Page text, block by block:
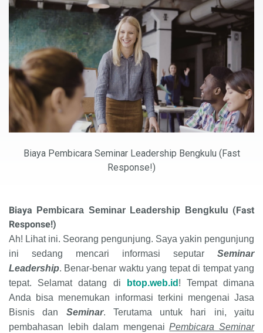
Biaya Pembicara Seminar Leadership Bengkulu (Fast
Response!)
Biaya Pembicara Seminar Leadership Bengkulu (Fast
Response!)
Ah! Lihat ini. Seorang pengunjung. Saya yakin pengunjung
ini sedang mencari informasi seputar Seminar
Leadership. Benar-benar waktu yang tepat di tempat yang
tepat. Selamat datang di
btop.web.id ! Tempat dimana
Anda bisa menemukan informasi terkini mengenai Jasa
Bisnis dan Seminar. Terutama untuk hari ini, yaitu
pembahasan lebih dalam mengenaiPembicara Seminar